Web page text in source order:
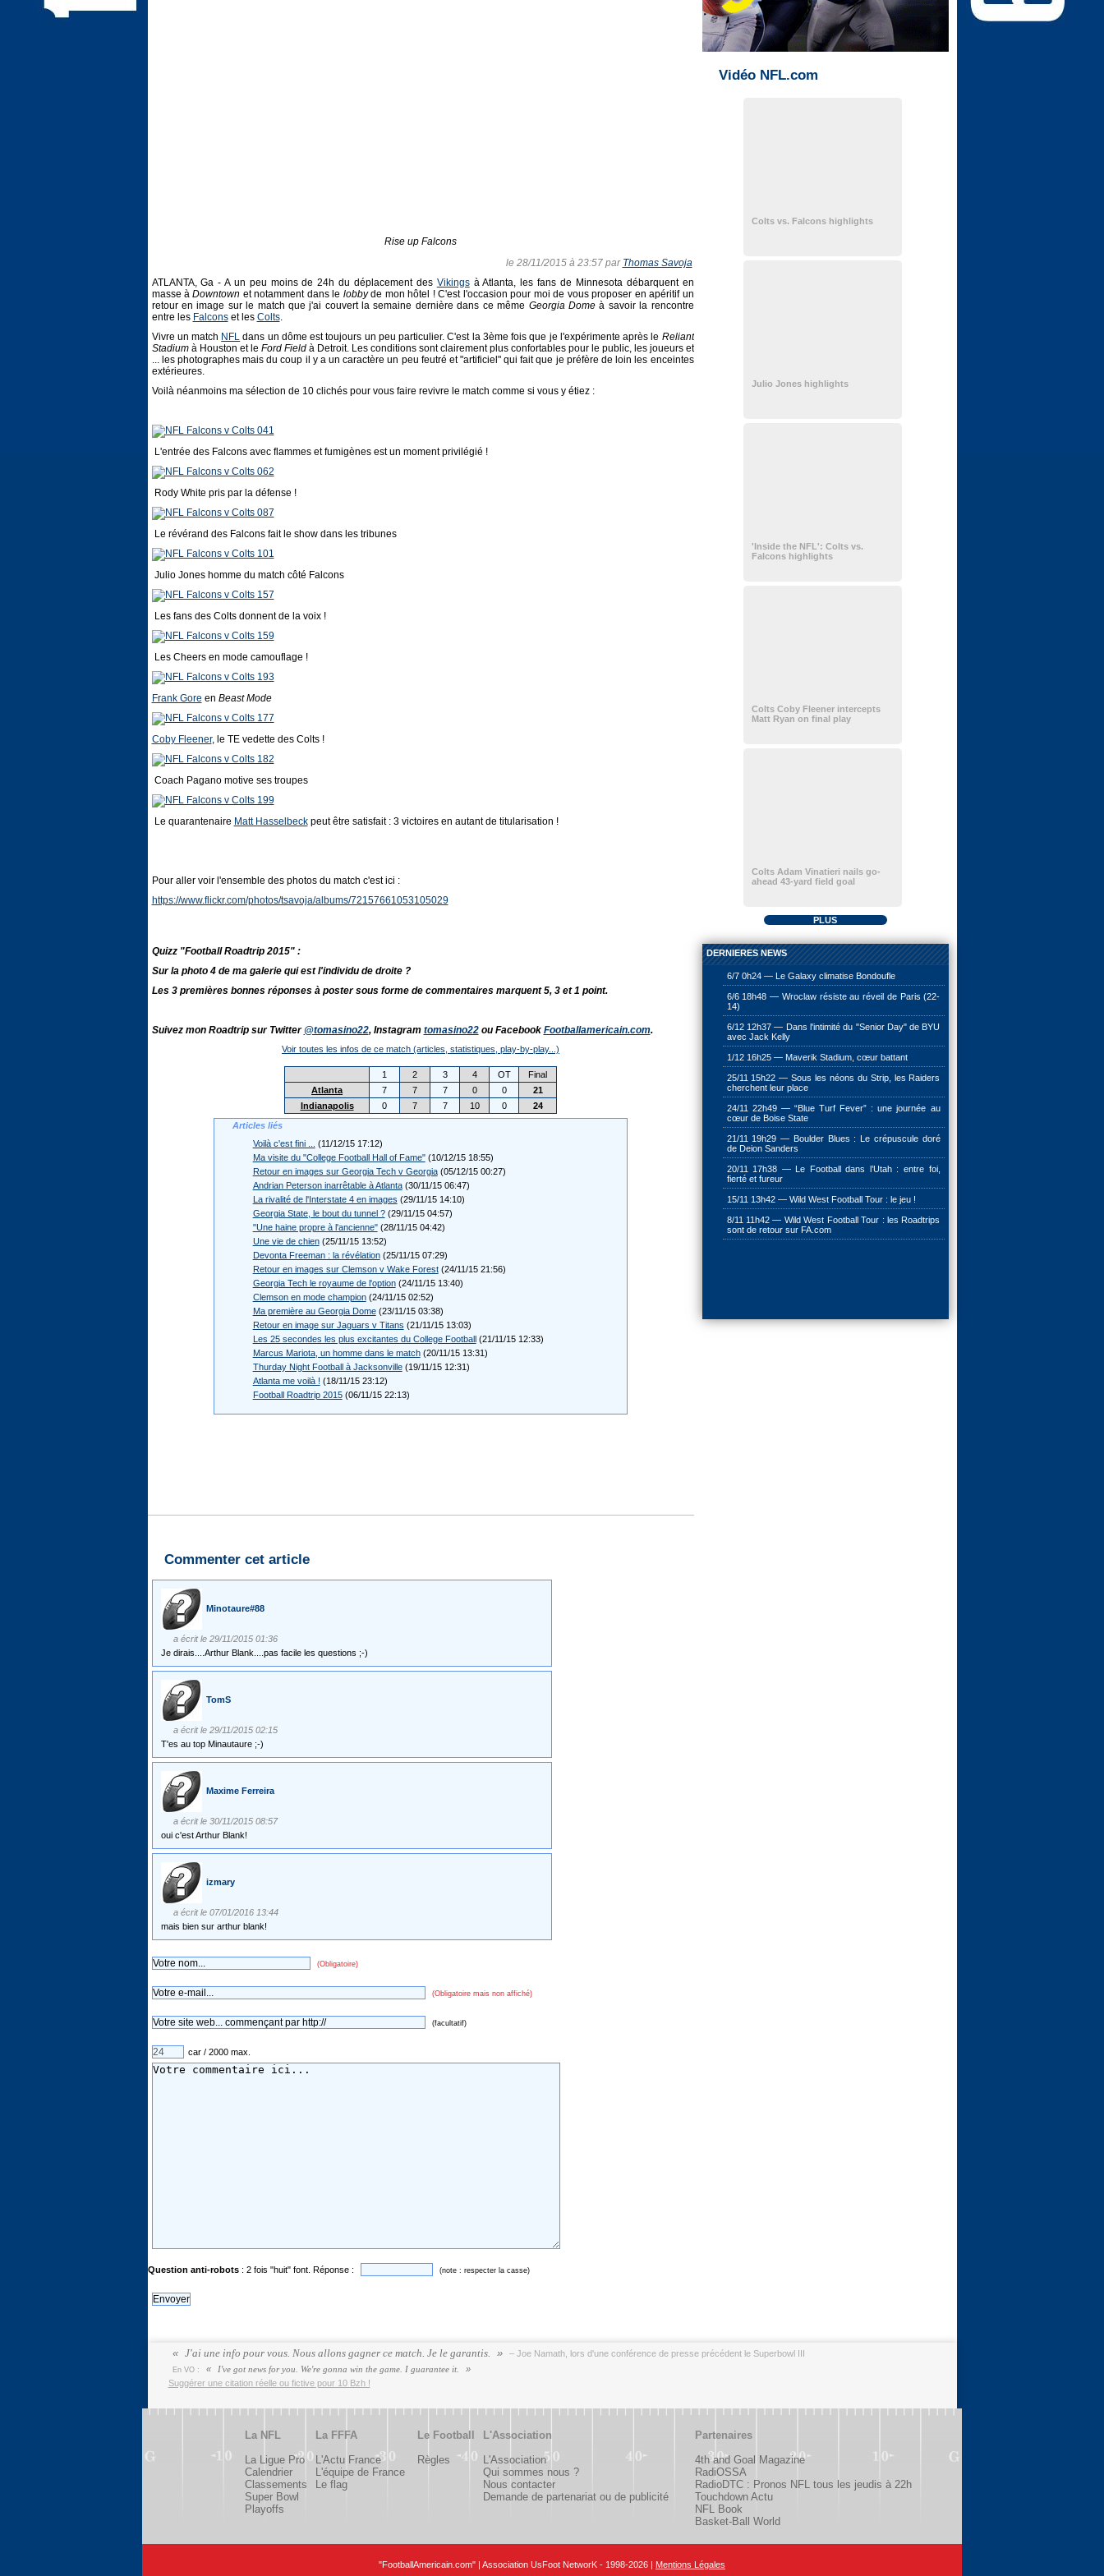
Vidéo NFL.com
Colts vs. Falcons highlights
Julio Jones highlights
'Inside the NFL': Colts vs.
Falcons highlights
Colts Coby Fleener intercepts
Matt Ryan on final play
Colts Adam Vinatieri nails go-
ahead 43-yard field goal
PLUS
DERNIERES NEWS
6/7 0h24 — Le Galaxy climatise Bondoufle
6/6 18h48 — Wroclaw résiste au réveil de Paris (22-
14)
6/12 12h37 — Dans l'intimité du "Senior Day" de BYU
avec Jack Kelly
1/12 16h25 — Maverik Stadium, cœur battant
25/11 15h22 — Sous les néons du Strip, les Raiders
cherchent leur place
24/11 22h49 — “Blue Turf Fever” : une journée au
cœur de Boise State
21/11 19h29 — Boulder Blues : Le crépuscule doré
de Deion Sanders
20/11 17h38 — Le Football dans l’Utah : entre foi,
fierté et fureur
15/11 13h42 — Wild West Football Tour : le jeu !
8/11 11h42 — Wild West Football Tour : les Roadtrips
sont de retour sur FA.com
Rise up Falcons
le 28/11/2015 à 23:57 par Thomas Savoja
ATLANTA, Ga - A un peu moins de 24h du déplacement des Vikingsà Atlanta, les fans de Minnesota débarquent en
masse àDowntown et notamment dans le lobbyde mon hôtel ! C'est l'occasion pour moi de vous proposer en apéritif un
retour en image sur le match que j'ai couvert la semaine dernière dans ce même Georgia Domeà savoir la rencontre
entre les Falconset les Colts.
Vivre un match NFL dans un dôme est toujours un peu particulier. C'est la 3ème fois que je l'expérimente après le Reliant
Stadiumà Houston et le Ford Fieldà Detroit. Les conditions sont clairement plus confortables pour le public, les joueurs et
... les photographes mais du coup il y a un caractère un peu feutré et "artificiel" qui fait que je préfère de loin les enceintes
extérieures.
Voilà néanmoins ma sélection de 10 clichés pour vous faire revivre le match comme si vous y étiez :
L'entrée des Falcons avec flammes et fumigènes est un moment privilégié !
Rody White pris par la défense !
Le révérand des Falcons fait le show dans les tribunes
Julio Jones homme du match côté Falcons
Les fans des Colts donnent de la voix !
Les Cheers en mode camouflage !
Frank Gore en Beast Mode
Coby Fleener, le TE vedette des Colts !
Coach Pagano motive ses troupes
Le quarantenaire Matt Hasselbeckpeut être satisfait : 3 victoires en autant de titularisation !
Pour aller voir l'ensemble des photos du match c'est ici :
https://www.flickr.com/photos/tsavoja/albums/72157661053105029
Quizz "Football Roadtrip 2015" :
Sur la photo 4 de ma galerie qui est l'individu de droite ?
Les 3 premières bonnes réponses à poster sous forme de commentaires marquent 5, 3 et 1 point.
Suivez mon Roadtrip sur Twitter @tomasino22, Instagram tomasino22ou Facebook Footballamericain.com.
Voir toutes les infos de ce match (articles, statistiques, play-by-play...)
1 2 3 4 OT
Final
Atlanta
7 7 7 0 0
21
Indianapolis
0 7 7 10 0
24
Articles liés
Voilà c'est fini ...
(11/12/15 17:12)
Ma visite du "College Football Hall of Fame"(10/12/15 18:55)
Retour en images sur Georgia Tech v Georgia(05/12/15 00:27)
Andrian Peterson inarrêtable à Atlanta(30/11/15 06:47)
La rivalité de l'Interstate 4 en images (29/11/15 14:10)
Georgia State, le bout du tunnel ?(29/11/15 04:57)
"Une haine propre à l'ancienne"(28/11/15 04:42)
Une vie de chien(25/11/15 13:52)
Devonta Freeman : la révélation(25/11/15 07:29)
Retour en images sur Clemson v Wake Forest(24/11/15 21:56)
Georgia Tech le royaume de l'option(24/11/15 13:40)
Clemson en mode champion(24/11/15 02:52)
Ma première au Georgia Dome(23/11/15 03:38)
Retour en image sur Jaguars v Titans (21/11/15 13:03)
Les 25 secondes les plus excitantes du College Football(21/11/15 12:33)
Marcus Mariota, un homme dans le match(20/11/15 13:31)
Thurday Night Football à Jacksonville(19/11/15 12:31)
Atlanta me voilà ! (18/11/15 23:12)
Football Roadtrip 2015(06/11/15 22:13)
Commenter cet article
Minotaure#88
a écrit le 29/11/2015 01:36
Je dirais....Arthur Blank....pas facile les questions ;-)
TomS
a écrit le 29/11/2015 02:15
T'es au top Minautaure ;-)
Maxime Ferreira
a écrit le 30/11/2015 08:57
oui c'est Arthur Blank!
izmary
a écrit le 07/01/2016 13:44
mais bien sur arthur blank!
(Obligatoire)
(Obligatoire mais non affiché)
(facultatif)
car / 2000 max.
Question anti-robots: 2 fois "huit" font. Réponse : (note : respecter la casse)
J'ai une info pour vous. Nous allons gagner ce match. Je le garantis. – Joe Namath, lors d'une conférence de presse précédent le Superbowl III
En VO :
I've got news for you. We're gonna win the game. I guarantee it.
Suggérer une citation réelle ou fictive pour 10 Bzh !
La NFL
La Ligue Pro
Calendrier
Classements
Super Bowl
Playoffs
La FFFA
L'Actu France
L'équipe de France
Le flag
Le Football
Règles
L'Association
L'Association
Qui sommes nous ?
Nous contacter
Demande de partenariat ou de publicité
Partenaires
4th and Goal Magazine
RadiOSSA
RadioDTC : Pronos NFL tous les jeudis à 22h
Touchdown Actu
NFL Book
Basket-Ball World
"FootballAmericain.com" | Association UsFoot NetworK - 1998-2026 | Mentions Légales